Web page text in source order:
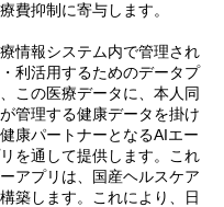
費抑制に寄与します。
情報システム内で管理され
利活用するためのデータプ
この医療データに、本人同
管理する健康データを掛け
康パートナーとなるAIエー
を通して提供します。これ
アプリは、国産ヘルスケア
築します。これにより、日